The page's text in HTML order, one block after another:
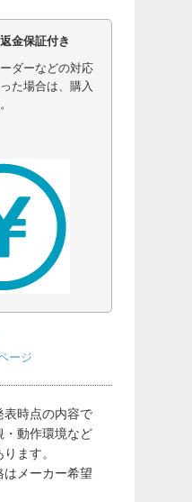
金保証付き
ダーなどの対応
た場合は、購入
ージ
表時点の内容で
・動作環境など
ます。
メーカー希望